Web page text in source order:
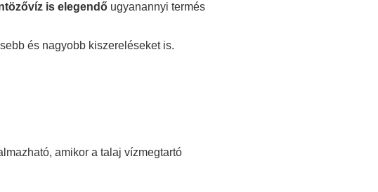
is elegendő ugyanannyi termés
és nagyobb kiszereléseket is.
amikor a talaj vízmegtartó